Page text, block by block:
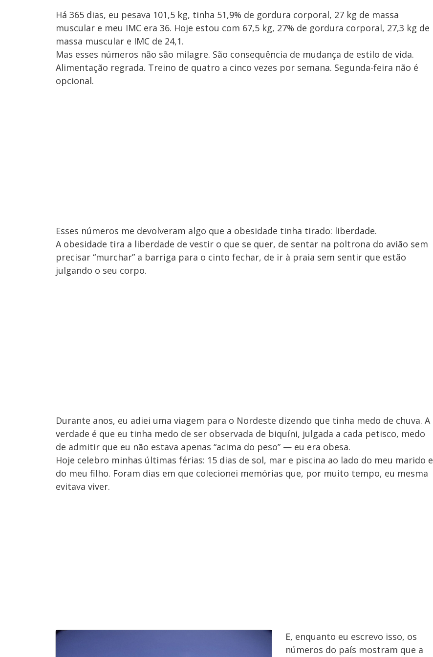
Há 365 dias, eu pesava 101,5 kg, tinha 51,9% de gordura corporal, 27 kg de massa
muscular e meu IMC era 36. Hoje estou com 67,5 kg, 27% de gordura corporal, 27,3 kg de
massa muscular e IMC de 24,1.
Mas esses números não são milagre. São consequência de mudança de estilo de vida.
Alimentação regrada. Treino de quatro a cinco vezes por semana. Segunda-feira não é
opcional.
Esses números me devolveram algo que a obesidade tinha tirado: liberdade.
A obesidade tira a liberdade de vestir o que se quer, de sentar na poltrona do avião sem
precisar “murchar” a barriga para o cinto fechar, de ir à praia sem sentir que estão
julgando o seu corpo.
Durante anos, eu adiei uma viagem para o Nordeste dizendo que tinha medo de chuva. A
verdade é que eu tinha medo de ser observada de biquíni, julgada a cada petisco, medo
de admitir que eu não estava apenas “acima do peso” — eu era obesa.
Hoje celebro minhas últimas férias: 15 dias de sol, mar e piscina ao lado do meu marido e
do meu filho. Foram dias em que colecionei memórias que, por muito tempo, eu mesma
evitava viver.
E, enquanto eu escrevo isso, os
números do país mostram que a